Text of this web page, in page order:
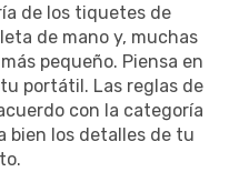
de los tiquetes de
de mano y, muchas
pequeño. Piensa en
portátil. Las reglas de
con la categoría
bien los detalles de tu